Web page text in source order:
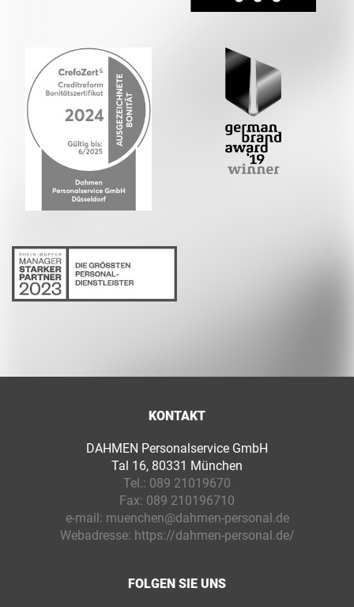
KONTAKT
DAHMEN Personalservice GmbH
Tal 16, 80331 München
Tel.: 089 21019670
Fax: 089 210196710
e-mail: muenchen@dahmen-personal.de
Webadresse: https://dahmen-personal.de/
FOLGEN SIE UNS